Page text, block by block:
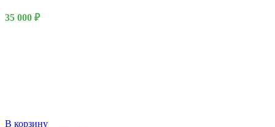
35 000 ₽
В корзину